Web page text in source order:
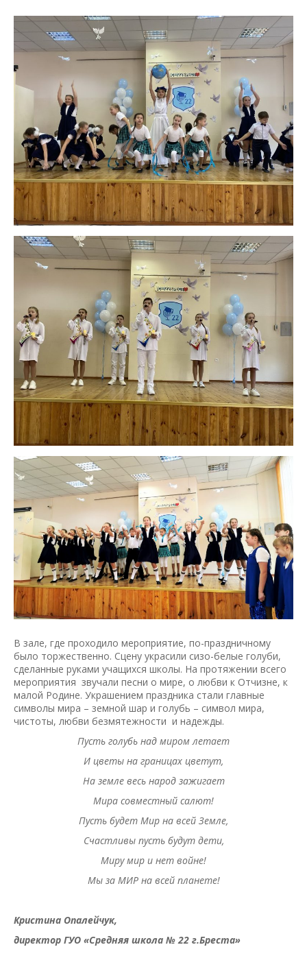
В зале, где проходило мероприятие, по-праздничному
было торжественно. Сцену украсили сизо-белые голуби,
сделанные руками учащихся школы. На протяжении всего
мероприятия звучали песни о мире, о любви к Отчизне, к
малой Родине. Украшением праздника стали главные
символы мира – земной шар и голубь – символ мира,
чистоты, любви безмятежности и надежды.
Пусть голубь над миром летает
И цветы на границах цветут,
На земле весь народ зажигает
Мира совместный салют!
Пусть будет Мир на всей Земле,
Счастливы пусть будут дети,
Миру мир и нет войне!
Мы за МИР на всей планете!
Кристина Опалейчук,
директор ГУО «Средняя школа № 22 г.Бреста»